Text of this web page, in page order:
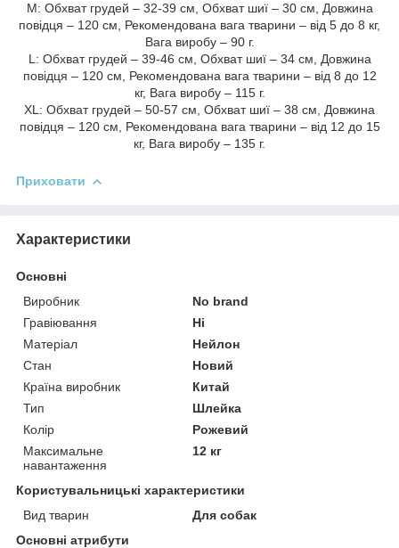
M: Обхват грудей – 32-39 см, Обхват шиї – 30 см, Довжина
повідця – 120 см, Рекомендована вага тварини – від 5 до 8 кг,
Вага виробу – 90 г.
L: Обхват грудей – 39-46 см, Обхват шиї – 34 см, Довжина
повідця – 120 см, Рекомендована вага тварини – від 8 до 12
кг, Вага виробу – 115 г.
XL: Обхват грудей – 50-57 см, Обхват шиї – 38 см, Довжина
повідця – 120 см, Рекомендована вага тварини – від 12 до 15
кг, Вага виробу – 135 г.
Приховати
Характеристики
Основні
Виробник
No brand
Гравіювання
Ні
Матеріал
Нейлон
Стан
Новий
Країна виробник
Китай
Тип
Шлейка
Колір
Рожевий
Максимальне
навантаження
12 кг
Користувальницькі характеристики
Вид тварин
Для собак
Основні атрибути